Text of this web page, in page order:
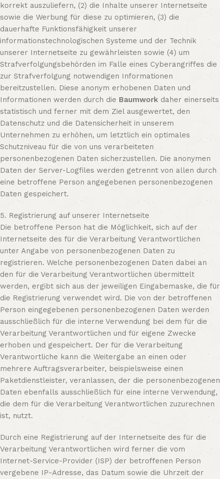
korrekt auszuliefern, (2) die Inhalte unserer Internetseite
sowie die Werbung für diese zu optimieren, (3) die
dauerhafte Funktionsfähigkeit unserer
informationstechnologischen Systeme und der Technik
unserer Internetseite zu gewährleisten sowie (4) um
Strafverfolgungsbehörden im Falle eines Cyberangriffes die
zur Strafverfolgung notwendigen Informationen
bereitzustellen. Diese anonym erhobenen Daten und
Informationen werden durch die Baumwork daher einerseits
statistisch und ferner mit dem Ziel ausgewertet, den
Datenschutz und die Datensicherheit in unserem
Unternehmen zu erhöhen, um letztlich ein optimales
Schutzniveau für die von uns verarbeiteten
personenbezogenen Daten sicherzustellen. Die anonymen
Daten der Server-Logfiles werden getrennt von allen durch
eine betroffene Person angegebenen personenbezogenen
Daten gespeichert.
5. Registrierung auf unserer Internetseite
Die betroffene Person hat die Möglichkeit, sich auf der
Internetseite des für die Verarbeitung Verantwortlichen
unter Angabe von personenbezogenen Daten zu
registrieren. Welche personenbezogenen Daten dabei an
den für die Verarbeitung Verantwortlichen übermittelt
werden, ergibt sich aus der jeweiligen Eingabemaske, die für
die Registrierung verwendet wird. Die von der betroffenen
Person eingegebenen personenbezogenen Daten werden
ausschließlich für die interne Verwendung bei dem für die
Verarbeitung Verantwortlichen und für eigene Zwecke
erhoben und gespeichert. Der für die Verarbeitung
Verantwortliche kann die Weitergabe an einen oder
mehrere Auftragsverarbeiter, beispielsweise einen
Paketdienstleister, veranlassen, der die personenbezogenen
Daten ebenfalls ausschließlich für eine interne Verwendung,
die dem für die Verarbeitung Verantwortlichen zuzurechnen
ist, nutzt.
Durch eine Registrierung auf der Internetseite des für die
Verarbeitung Verantwortlichen wird ferner die vom
Internet-Service-Provider (ISP) der betroffenen Person
vergebene IP-Adresse, das Datum sowie die Uhrzeit der